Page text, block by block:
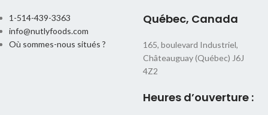
1-514-439-3363
info@nutlyfoods.com
Où sommes-nous situés ?
Québec, Canada
165, boulevard Industriel,
Châteauguay (Québec) J6J
4Z2
Heures d’ouverture :